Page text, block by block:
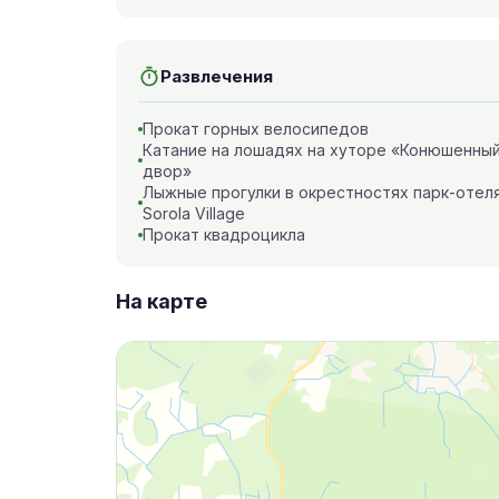
Развлечения
Прокат горных велосипедов
Катание на лошадях на хуторе
двор»
Лыжные прогулки в окрестностях парк-
Sorola Village
Прокат квадроцикла
На карте